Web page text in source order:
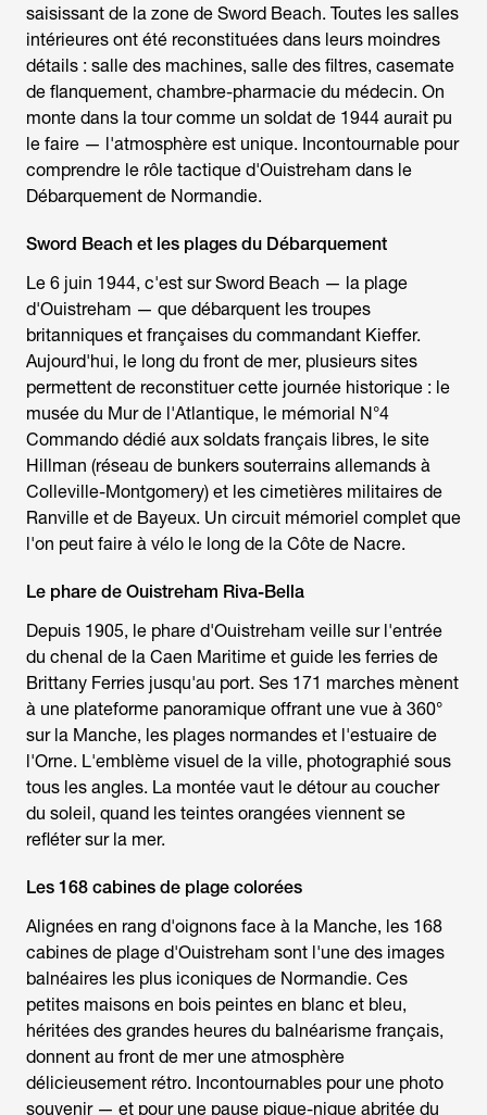
saisissant de la zone de Sword Beach. Toutes les salles
intérieures ont été reconstituées dans leurs moindres
détails : salle des machines, salle des filtres, casemate
de flanquement, chambre-pharmacie du médecin. On
monte dans la tour comme un soldat de 1944 aurait pu
le faire — l'atmosphère est unique. Incontournable pour
comprendre le rôle tactique d'Ouistreham dans le
Débarquement de Normandie.
Sword Beach et les plages du Débarquement
Le 6 juin 1944, c'est sur Sword Beach — la plage
d'Ouistreham — que débarquent les troupes
britanniques et françaises du commandant Kieffer.
Aujourd'hui, le long du front de mer, plusieurs sites
permettent de reconstituer cette journée historique : le
musée du Mur de l'Atlantique, le mémorial N°4
Commando dédié aux soldats français libres, le site
Hillman (réseau de bunkers souterrains allemands à
Colleville-Montgomery) et les cimetières militaires de
Ranville et de Bayeux. Un circuit mémoriel complet que
l'on peut faire à vélo le long de la Côte de Nacre.
Le phare de Ouistreham Riva-Bella
Depuis 1905, le phare d'Ouistreham veille sur l'entrée
du chenal de la Caen Maritime et guide les ferries de
Brittany Ferries jusqu'au port. Ses 171 marches mènent
à une plateforme panoramique offrant une vue à 360°
sur la Manche, les plages normandes et l'estuaire de
l'Orne. L'emblème visuel de la ville, photographié sous
tous les angles. La montée vaut le détour au coucher
du soleil, quand les teintes orangées viennent se
refléter sur la mer.
Les 168 cabines de plage colorées
Alignées en rang d'oignons face à la Manche, les 168
cabines de plage d'Ouistreham sont l'une des images
balnéaires les plus iconiques de Normandie. Ces
petites maisons en bois peintes en blanc et bleu,
héritées des grandes heures du balnéarisme français,
donnent au front de mer une atmosphère
délicieusement rétro. Incontournables pour une photo
souvenir — et pour une pause pique-nique abritée du